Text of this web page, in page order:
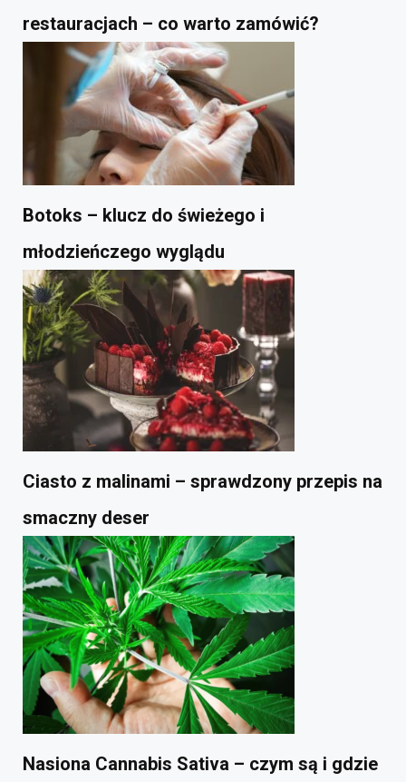
restauracjach – co warto zamówić?
Botoks – klucz do świeżego i
młodzieńczego wyglądu
Ciasto z malinami – sprawdzony przepis na
smaczny deser
Nasiona Cannabis Sativa – czym są i gdzie